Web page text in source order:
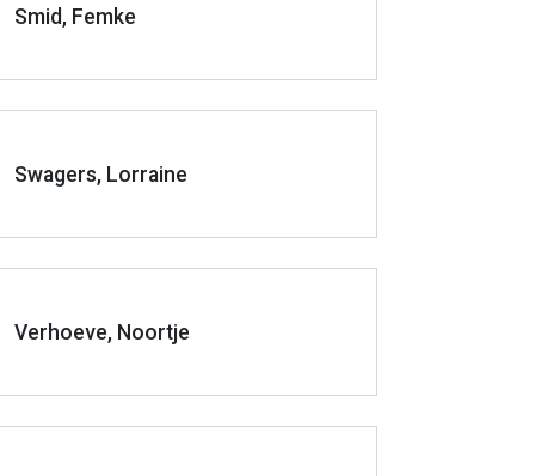
Smid, Femke
Swagers, Lorraine
Verhoeve, Noortje